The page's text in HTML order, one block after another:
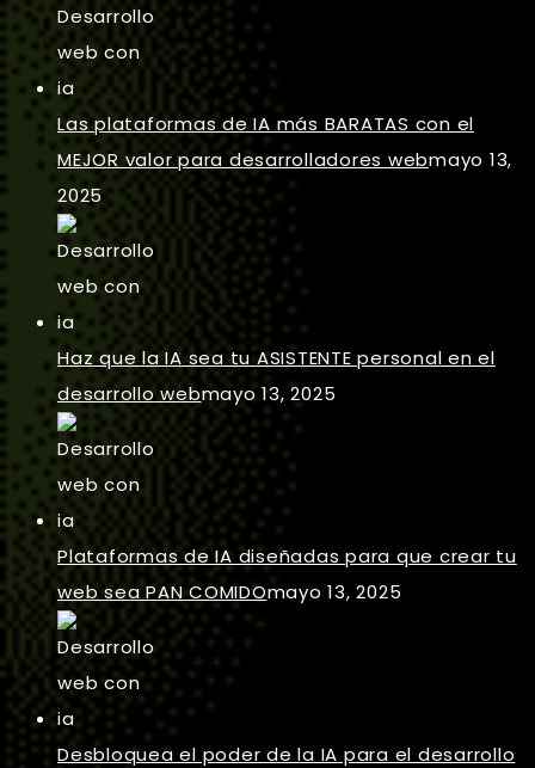
Las plataformas de IA más BARATAS con el
MEJOR valor para desarrolladores webmayo 13,
2025
Haz que la IA sea tu ASISTENTE personal en el
desarrollo webmayo 13, 2025
Plataformas de IA diseñadas para que crear tu
web sea PAN COMIDOmayo 13, 2025
Desbloquea el poder de la IA para el desarrollo